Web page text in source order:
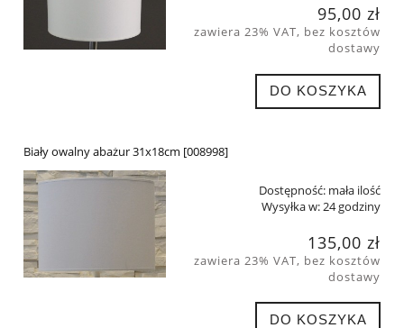
95,00 zł
zawiera 23% VAT, bez kosztów
dostawy
DO KOSZYKA
Biały owalny abażur 31x18cm [008998]
Dostępność: mała ilość
Wysyłka w:24 godziny
135,00 zł
zawiera 23% VAT, bez kosztów
dostawy
DO KOSZYKA